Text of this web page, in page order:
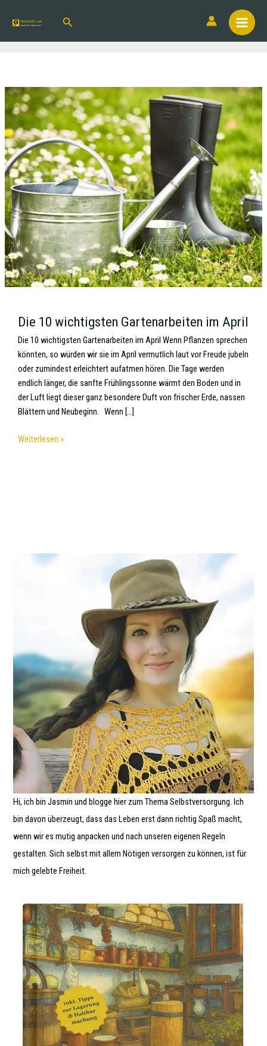
Die 10 wichtigsten Gartenarbeiten im April
Die 10 wichtigsten Gartenarbeiten im April Wenn Pflanzen sprechen
könnten, so würden wir sie im April vermutlich laut vor Freude jubeln
oder zumindest erleichtert aufatmen hören. Die Tage werden
endlich länger, die sanfte Frühlingssonne wärmt den Boden und in
der Luft liegt dieser ganz besondere Duft von frischer Erde, nassen
Blättern und Neubeginn. Wenn […]
Weiterlesen »
Hi, ich bin Jasmin und blogge hier zum Thema Selbstversorgung. Ich
bin davon überzeugt, dass das Leben erst dann richtig Spaß macht,
wenn wir es mutig anpacken und nach unseren eigenen Regeln
gestalten. Sich selbst mit allem Nötigen versorgen zu können, ist für
mich gelebte Freiheit.